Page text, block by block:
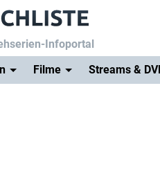
Infoportal
Filme Streams &